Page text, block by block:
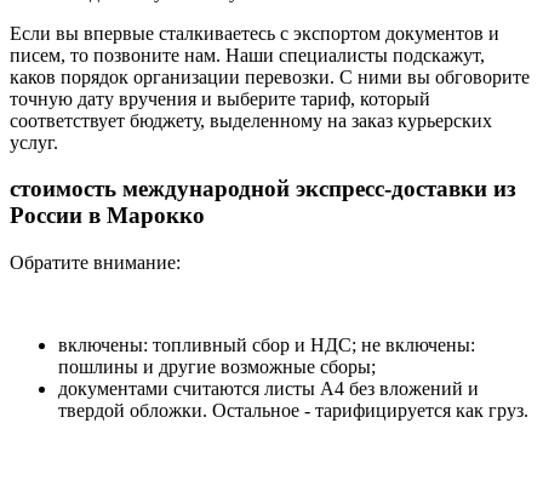
Если вы впервые сталкиваетесь с экспортом документов и
писем, то позвоните нам. Наши специалисты подскажут,
каков порядок организации перевозки. С ними вы обговорите
точную дату вручения и выберите тариф, который
соответствует бюджету, выделенному на заказ курьерских
услуг.
стоимость международной экспресс-доставки из
России в Марокко
Обратите внимание:
включены: топливный сбор и НДС; не включены:
пошлины и другие возможные сборы;
документами считаются листы А4 без вложений и
твердой обложки. Остальное - тарифицируется как груз.